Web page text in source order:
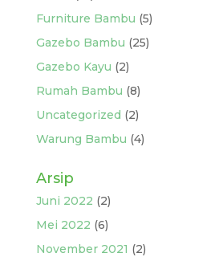
Furniture Bambu (5)
Gazebo Bambu (25)
Gazebo Kayu (2)
Rumah Bambu (8)
Uncategorized (2)
Warung Bambu (4)
Arsip
Juni 2022 (2)
Mei 2022 (6)
November 2021 (2)